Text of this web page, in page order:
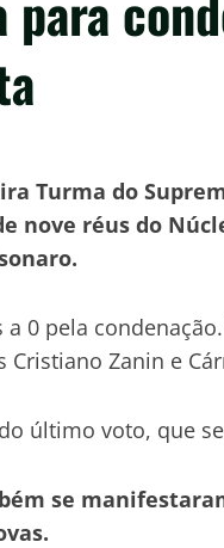
Turma do
nove réus do
0 pela
Cristiano Zanin e
último voto, que
se